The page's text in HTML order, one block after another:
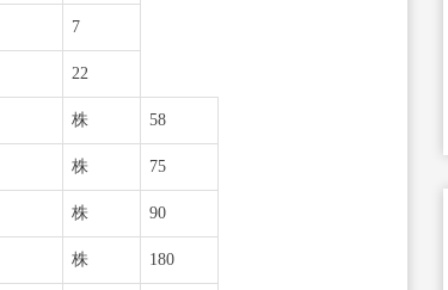
7
22
株 58
株 75
株 90
株 180